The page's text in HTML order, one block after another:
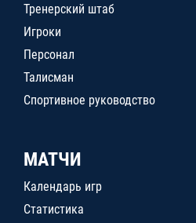
Тренерский штаб
Игроки
Персонал
Талисман
Спортивное руководство
МАТЧИ
Календарь игр
Статистика